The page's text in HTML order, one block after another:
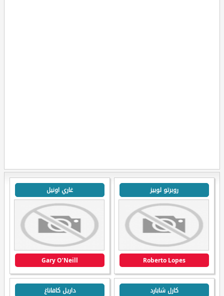
روبرتو لوبيز
Roberto Lopes
غاري اونيل
Gary O’Neill
كارل شابارد داريل كافاناغ